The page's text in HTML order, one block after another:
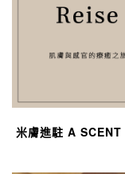
米膚進駐 A